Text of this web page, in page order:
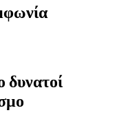
δυνατοί